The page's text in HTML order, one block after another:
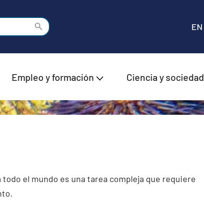
EN
Empleo y formación Ciencia y sociedad
el mundo es una tarea compleja que requiere